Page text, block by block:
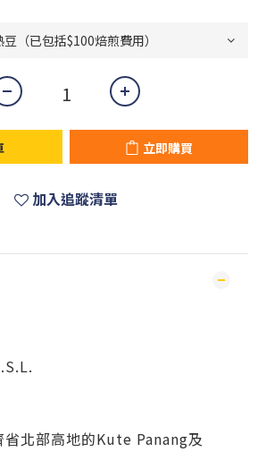
立即購買
加入追蹤清單
省北部高地的Kute Panang及